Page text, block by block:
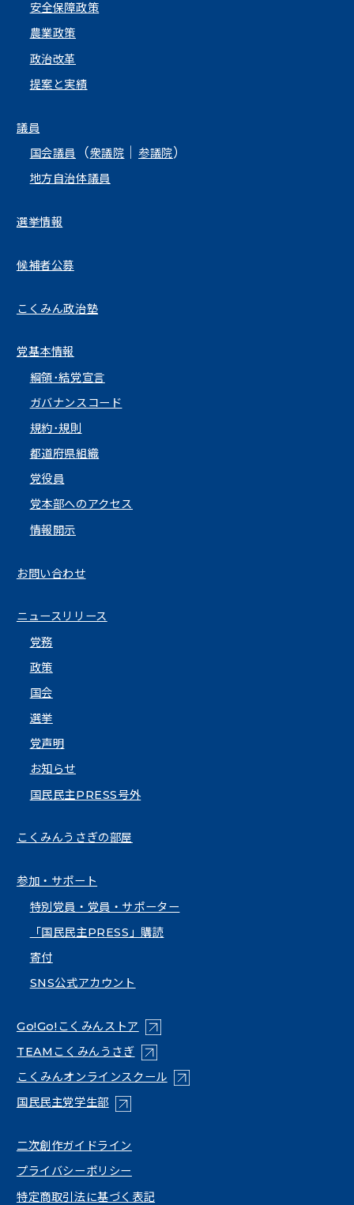
安全保障政策
農業政策
政治改革
提案と実績
議員
国会議員
（衆議院 ｜参議院）
地方自治体議員
選挙情報
候補者公募
こくみん政治塾
党基本情報
綱領･結党宣言
ガバナンスコード
規約･規則
都道府県組織
党役員
党本部へのアクセス
情報開示
お問い合わせ
ニュースリリース
党務
政策
国会
選挙
党声明
お知らせ
国民民主PRESS号外
こくみんうさぎの部屋
参加・サポート
特別党員・党員・サポーター
「国民民主PRESS」購読
寄付
SNS公式アカウント
Go!Go!こくみんストア （新しいタブで開く）
TEAMこくみんうさぎ（新しいタブで開く）
こくみんオンラインスクール（新しいタブで開く）
国民民主党学生部（新しいタブで開く）
二次創作ガイドライン
プライバシーポリシー
特定商取引法に基づく表記